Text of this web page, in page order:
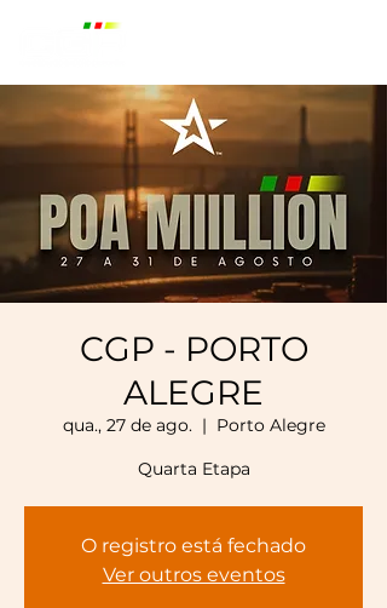
CGP - PORTO
ALEGRE
qua., 27 de ago.
  |
Porto Alegre
Quarta Etapa
O registro está fechado
Ver outros eventos